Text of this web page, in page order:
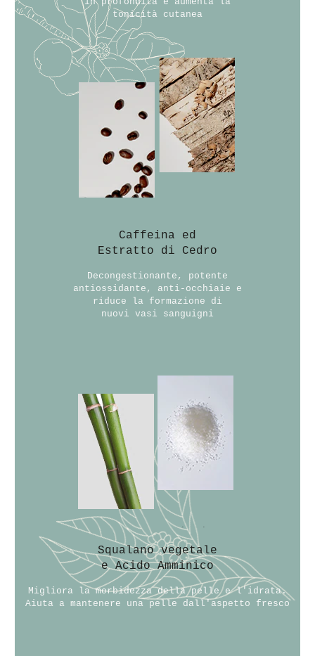
tonicità cutanea
Caffeina ed
Estratto di Cedro
Decongestionante, potente
antiossidante, anti-occhiaie e
riduce la formazione di
nuovi vasi sanguigni
Squalano vegetale
e Acido Amminico
Migliora la morbidezza della pelle e l'idrata.
Aiuta a mantenere una pelle dall'aspetto fresco